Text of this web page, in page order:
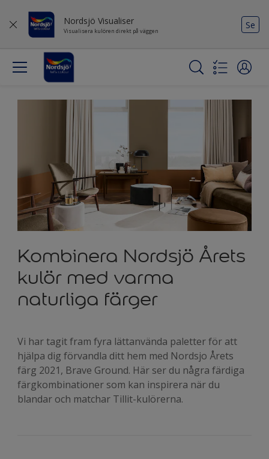
Nordsjö Visualiser
Visualisera kulören direkt på väggen
Se
Kombinera Nordsjö Årets
kulör med varma
naturliga färger
Vi har tagit fram fyra lättanvända paletter för att
hjälpa dig förvandla ditt hem med Nordsjo Årets
färg 2021, Brave Ground. Här ser du några färdiga
färgkombinationer som kan inspirera när du
blandar och matchar Tillit-kulörerna.